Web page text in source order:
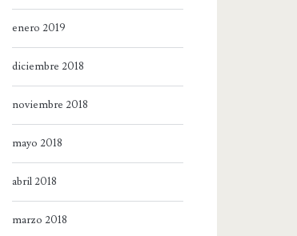
enero 2019
diciembre 2018
noviembre 2018
mayo 2018
abril 2018
marzo 2018